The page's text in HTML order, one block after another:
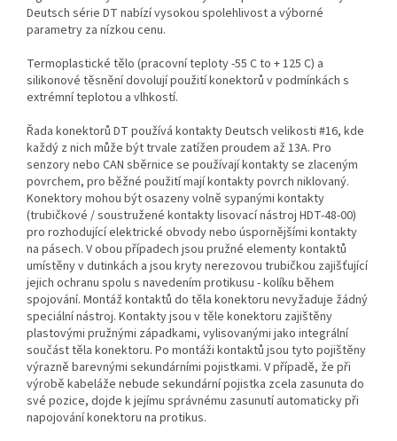
Deutsch série DT nabízí vysokou spolehlivost a výborné
parametry za nízkou cenu.
Termoplastické tělo (pracovní teploty -55 C to + 125 C) a
silikonové těsnění dovolují použití konektorů v podmínkách s
extrémní teplotou a vlhkostí.
Řada konektorů DT používá kontakty Deutsch velikosti #16, kde
každý z nich může být trvale zatížen proudem až 13A. Pro
senzory nebo CAN sběrnice se používají kontakty se zlaceným
povrchem, pro běžné použití mají kontakty povrch niklovaný.
Konektory mohou být osazeny volně sypanými kontakty
(trubičkové / soustružené kontakty lisovací nástroj HDT-48-00)
pro rozhodující elektrické obvody nebo úspornějšími kontakty
na pásech. V obou případech jsou pružné elementy kontaktů
umístěny v dutinkách a jsou kryty nerezovou trubičkou zajišťující
jejich ochranu spolu s navedením protikusu - kolíku během
spojování. Montáž kontaktů do těla konektoru nevyžaduje žádný
speciální nástroj. Kontakty jsou v těle konektoru zajištěny
plastovými pružnými západkami, vylisovanými jako integrální
součást těla konektoru. Po montáži kontaktů jsou tyto pojištěny
výrazně barevnými sekundárními pojistkami. V případě, že při
výrobě kabeláže nebude sekundární pojistka zcela zasunuta do
své pozice, dojde k jejímu správnému zasunutí automaticky při
napojování konektoru na protikus.